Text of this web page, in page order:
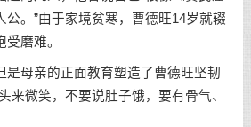
公。”由于家境贫寒，曹德旺14岁就辍
磨难。
母亲的正面教育塑造了曹德旺坚韧
来微笑，不要说肚子饿，要有骨气、